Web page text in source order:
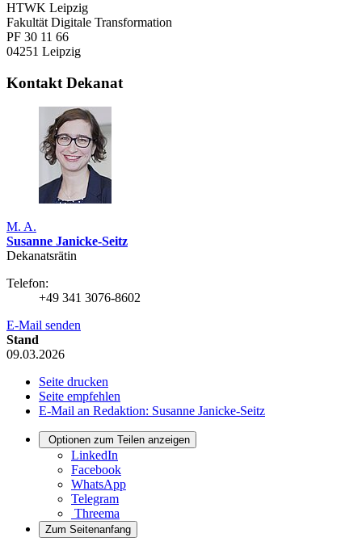
HTWK Leipzig
Fakultät Digitale Transformation
PF 30 11 66
04251 Leipzig
Kontakt Dekanat
M. A.
Susanne Janicke-Seitz
Dekanatsrätin
Telefon:
+49 341 3076-8602
E-Mail senden
Stand
09.03.2026
Seite drucken
Seite empfehlen
E-Mail an Redaktion: Susanne Janicke-Seitz
Optionen zum Teilen anzeigen
LinkedIn
Facebook
WhatsApp
Telegram
Threema
Zum Seitenanfang